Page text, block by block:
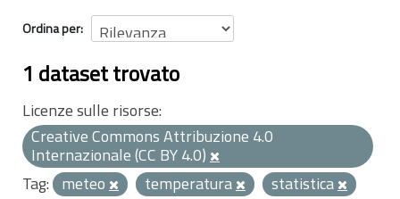
Ordina per
1 dataset trovato
Licenze sulle risorse:
Creative Commons Attribuzione 4.0
Internazionale (CC BY 4.0)
Tag: meteo temperatura
statistica